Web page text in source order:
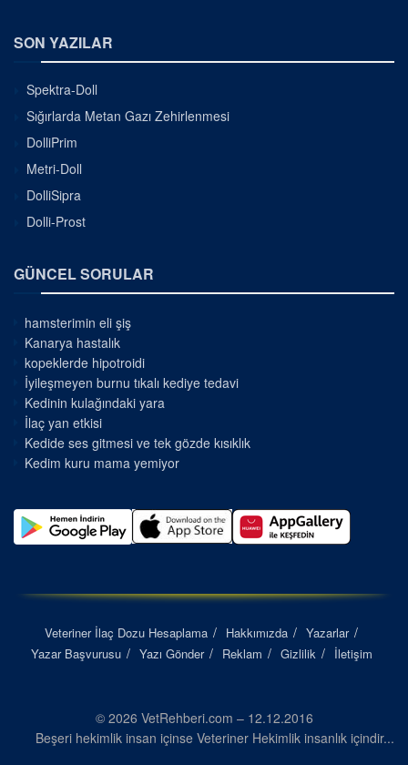
SON YAZILAR
Spektra-Doll
Sığırlarda Metan Gazı Zehirlenmesi
DolliPrim
Metri-Doll
DolliSipra
Dolli-Prost
GÜNCEL SORULAR
hamsterimin eli şiş
Kanarya hastalık
kopeklerde hipotroidi
İyileşmeyen burnu tıkalı kediye tedavi
Kedinin kulağındaki yara
İlaç yan etkisi
Kedide ses gitmesi ve tek gözde kısıklık
Kedim kuru mama yemiyor
Veteriner İlaç Dozu Hesaplama Hakkımızda
Yazarlar
Yazar Başvurusu
Yazı Gönder Reklam Gizlilik İletişim
© 2026 VetRehberi.com – 12.12.2016
Beşeri hekimlik insan içinse Veteriner Hekimlik insanlık içindir...